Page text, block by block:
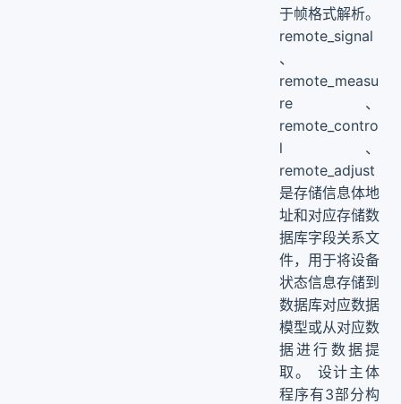
于帧格式解析。
remote_signal
、
remote_measu
re、
remote_contro
l、
remote_adjust
是存储信息体地
址和对应存储数
据库字段关系文
件，用于将设备
状态信息存储到
数据库对应数据
模型或从对应数
据进行数据提
取。 设计主体
程序有3部分构